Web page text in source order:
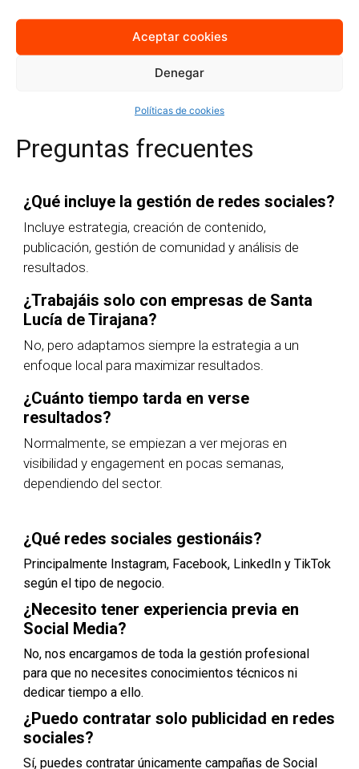
Aceptar cookies
Denegar
Políticas de cookies
Quiero más información
Preguntas frecuentes
¿Qué incluye la gestión de redes sociales?
Incluye estrategia, creación de contenido,
publicación, gestión de comunidad y análisis de
resultados.
¿Trabajáis solo con empresas de Santa
Lucía de Tirajana?
No, pero adaptamos siempre la estrategia a un
enfoque local para maximizar resultados.
¿Cuánto tiempo tarda en verse
resultados?
Normalmente, se empiezan a ver mejoras en
visibilidad y engagement en pocas semanas,
dependiendo del sector.
¿Qué redes sociales gestionáis?
Principalmente Instagram, Facebook, LinkedIn y TikTok
según el tipo de negocio.
¿Necesito tener experiencia previa en
Social Media?
No, nos encargamos de toda la gestión profesional
para que no necesites conocimientos técnicos ni
dedicar tiempo a ello.
¿Puedo contratar solo publicidad en redes
sociales?
Sí, puedes contratar únicamente campañas de Social